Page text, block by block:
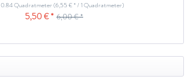
0.84 Quadratmeter(6,55 € * / 1 Quadratmeter)
5,50 € * 6,00 € *